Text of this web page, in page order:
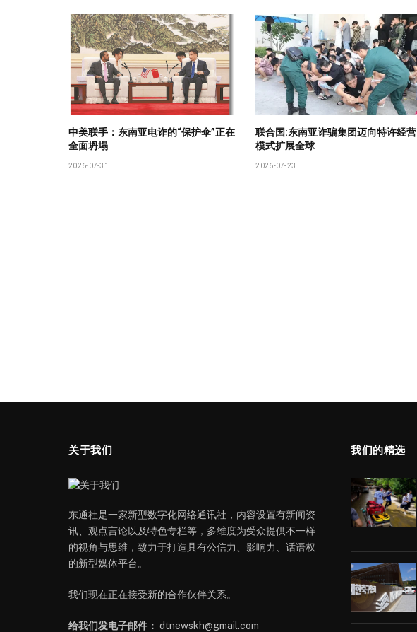
中美联手：东南亚电诈的“保护伞”正在
全面坍塌
2026-07-31
联合国:东南亚诈骗集团迈向特许经营
模式扩展全球
2026-07-23
关于我们
东通社是一家新型数字化网络通讯社，内容设置有新闻资
讯、观点言论以及特色专栏等，多维度为受众提供不一样
的视角与思维，致力于打造具有公信力、影响力、话语权
的新型媒体平台。
我们现在正在接受新的合作伙伴关系。
给我们发电子邮件： dtnewskh@gmail.com
我们的精选